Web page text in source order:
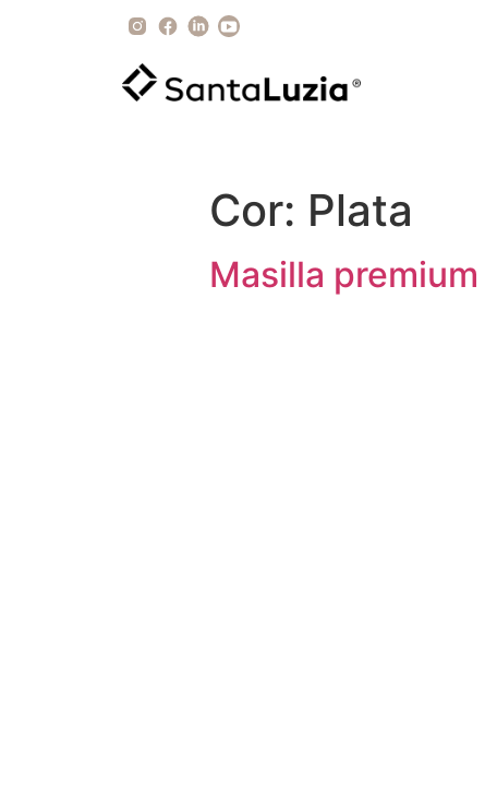
Cor: Plata
Masilla